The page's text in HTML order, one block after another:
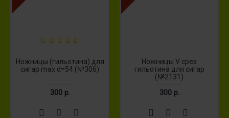
Ножницы (гильотина) для
сигар max d=54 (№306)
300 р.
Ножницы V срез
гильотина для сигар
(№2131)
300 р.